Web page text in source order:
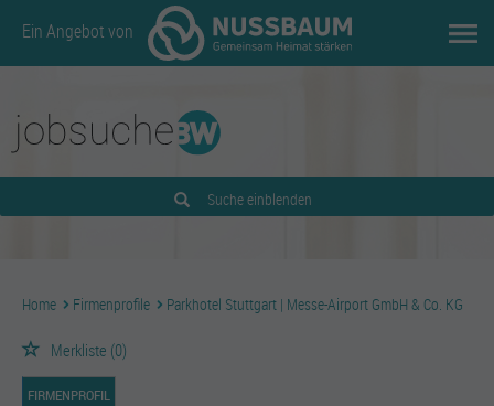
Ein Angebot von
Suche einblenden
Home Firmenprofile Parkhotel Stuttgart | Messe-Airport GmbH & Co. KG
Merkliste (0)
FIRMENPROFIL